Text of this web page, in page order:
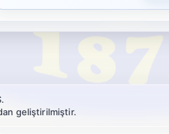
geliştirilmiştir.